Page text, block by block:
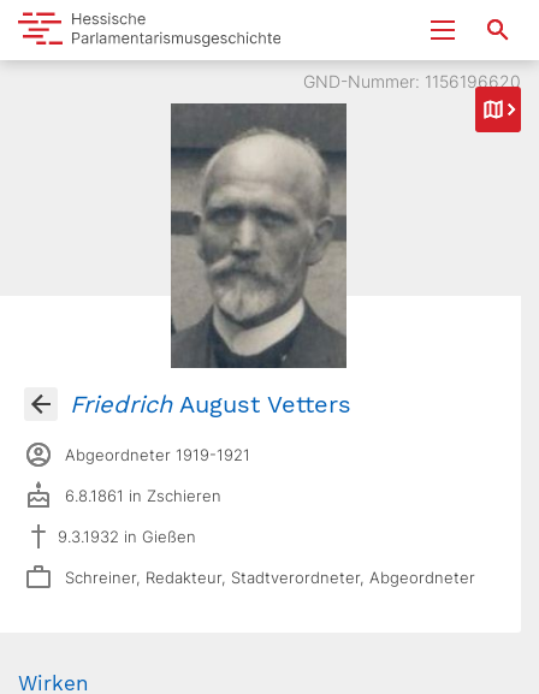
GND-Nummer: 1156196620
FriedrichAugust Vetters
Abgeordneter 1919-1921
6.8.1861 in Zschieren
9.3.1932 in Gießen
Schreiner, Redakteur, Stadtverordneter, Abgeordneter
Wirken